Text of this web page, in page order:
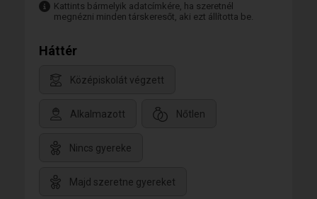
Kattints bármelyik adatcímkére, ha szeretnél
megnézni minden társkeresőt, aki ezt állította be.
Háttér
Középiskolát végzett
Alkalmazott Nőtlen
Nincs gyereke
Majd szeretne gyereket